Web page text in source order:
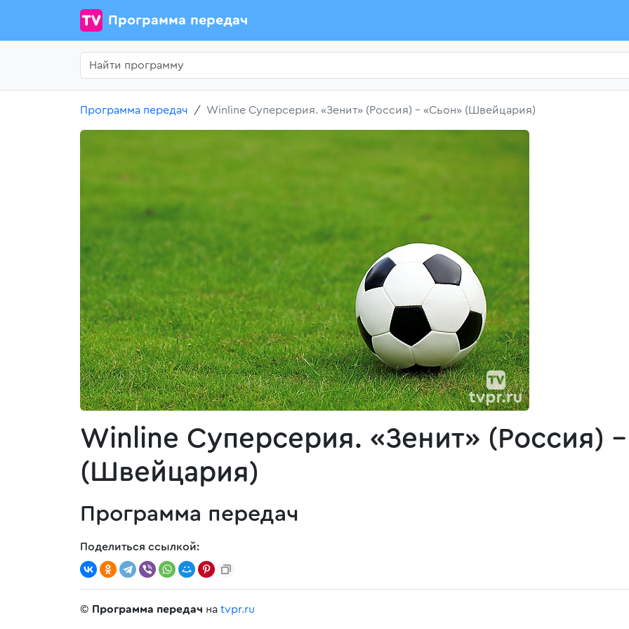
Программа передач
Программа передач Winline Суперсерия. «Зенит» (Россия) - «Сьон» (Швейцария)
Winline Суперсерия. «Зенит» (Россия)
(Швейцария)
Программа передач
Поделиться ссылкой:
© Программа передач на tvpr.ru